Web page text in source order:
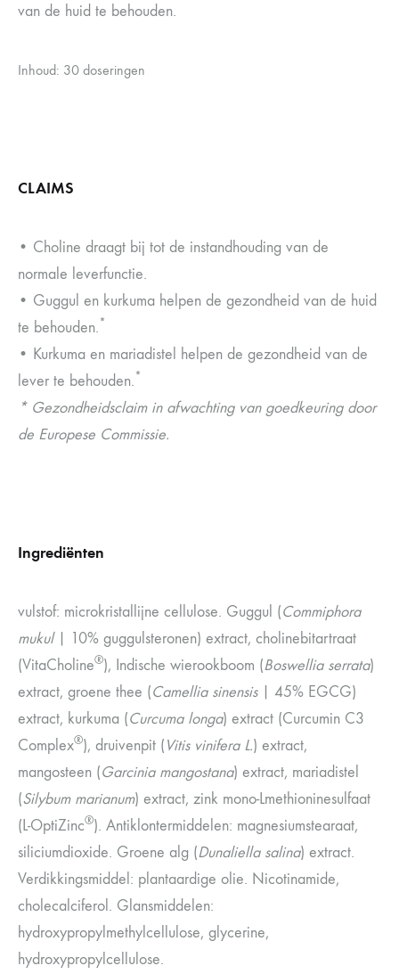
van de huid te behouden.
Inhoud: 30 doseringen
CLAIMS
• Choline draagt bij tot de instandhouding van de
normale leverfunctie.
• Guggul en kurkuma helpen de gezondheid van de huid
te behouden.*
• Kurkuma en mariadistel helpen de gezondheid van de
lever te behouden.*
* Gezondheidsclaim in afwachting van goedkeuring door
de Europese Commissie.
Ingrediënten
vulstof: microkristallijne cellulose. Guggul (Commiphora
mukul| 10% guggulsteronen) extract, cholinebitartraat
(VitaCholine®), Indische wierookboom (Boswellia serrata)
extract, groene thee (Camellia sinensis| 45% EGCG)
extract, kurkuma (Curcuma longa) extract (Curcumin C3
Complex®), druivenpit (Vitis vinifera L.) extract,
mangosteen (Garcinia mangostana) extract, mariadistel
(Silybum marianum) extract, zink mono-Lmethioninesulfaat
(L-OptiZinc®). Antiklontermiddelen: magnesiumstearaat,
siliciumdioxide. Groene alg (Dunaliella salina) extract.
Verdikkingsmiddel: plantaardige olie. Nicotinamide,
cholecalciferol. Glansmiddelen:
hydroxypropylmethylcellulose, glycerine,
hydroxypropylcellulose.